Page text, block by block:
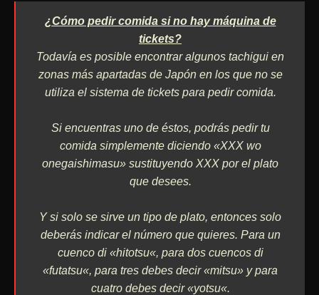
¿Cómo pedir comida si no hay máquina de
tickets?
Todavía es posible encontrar algunos tachigui en
zonas más apartadas de Japón en los que no se
utiliza el sistema de tickets para pedir comida.
Si encuentras uno de éstos, podrás pedir tu
comida simplemente diciendo «XXX wo
onegaishimasu» sustituyendo XXX por el plato
que desees.
Y si solo se sirve un tipo de plato, entonces solo
deberás indicar el número que quieres. Para un
cuenco di «hitotsu«, para dos cuencos di
«futatsu«, para tres debes decir «mitsu» y para
cuatro debes decir «yotsu«.